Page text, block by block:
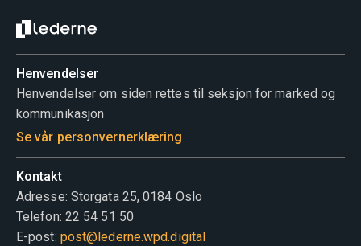
Henvendelser
Henvendelser om siden rettes til seksjon for marked og
kommunikasjon
Se vår personvernerklæring
Kontakt
Adresse: Storgata 25, 0184 Oslo
Telefon: 22 54 51 50
E-post: post@lederne.wpd.digital